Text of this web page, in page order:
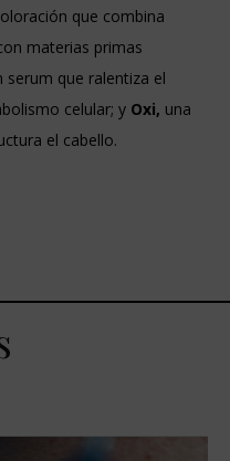
que combina
materias primas
serum que ralentiza el
celular; y Oxi, una
el cabello.